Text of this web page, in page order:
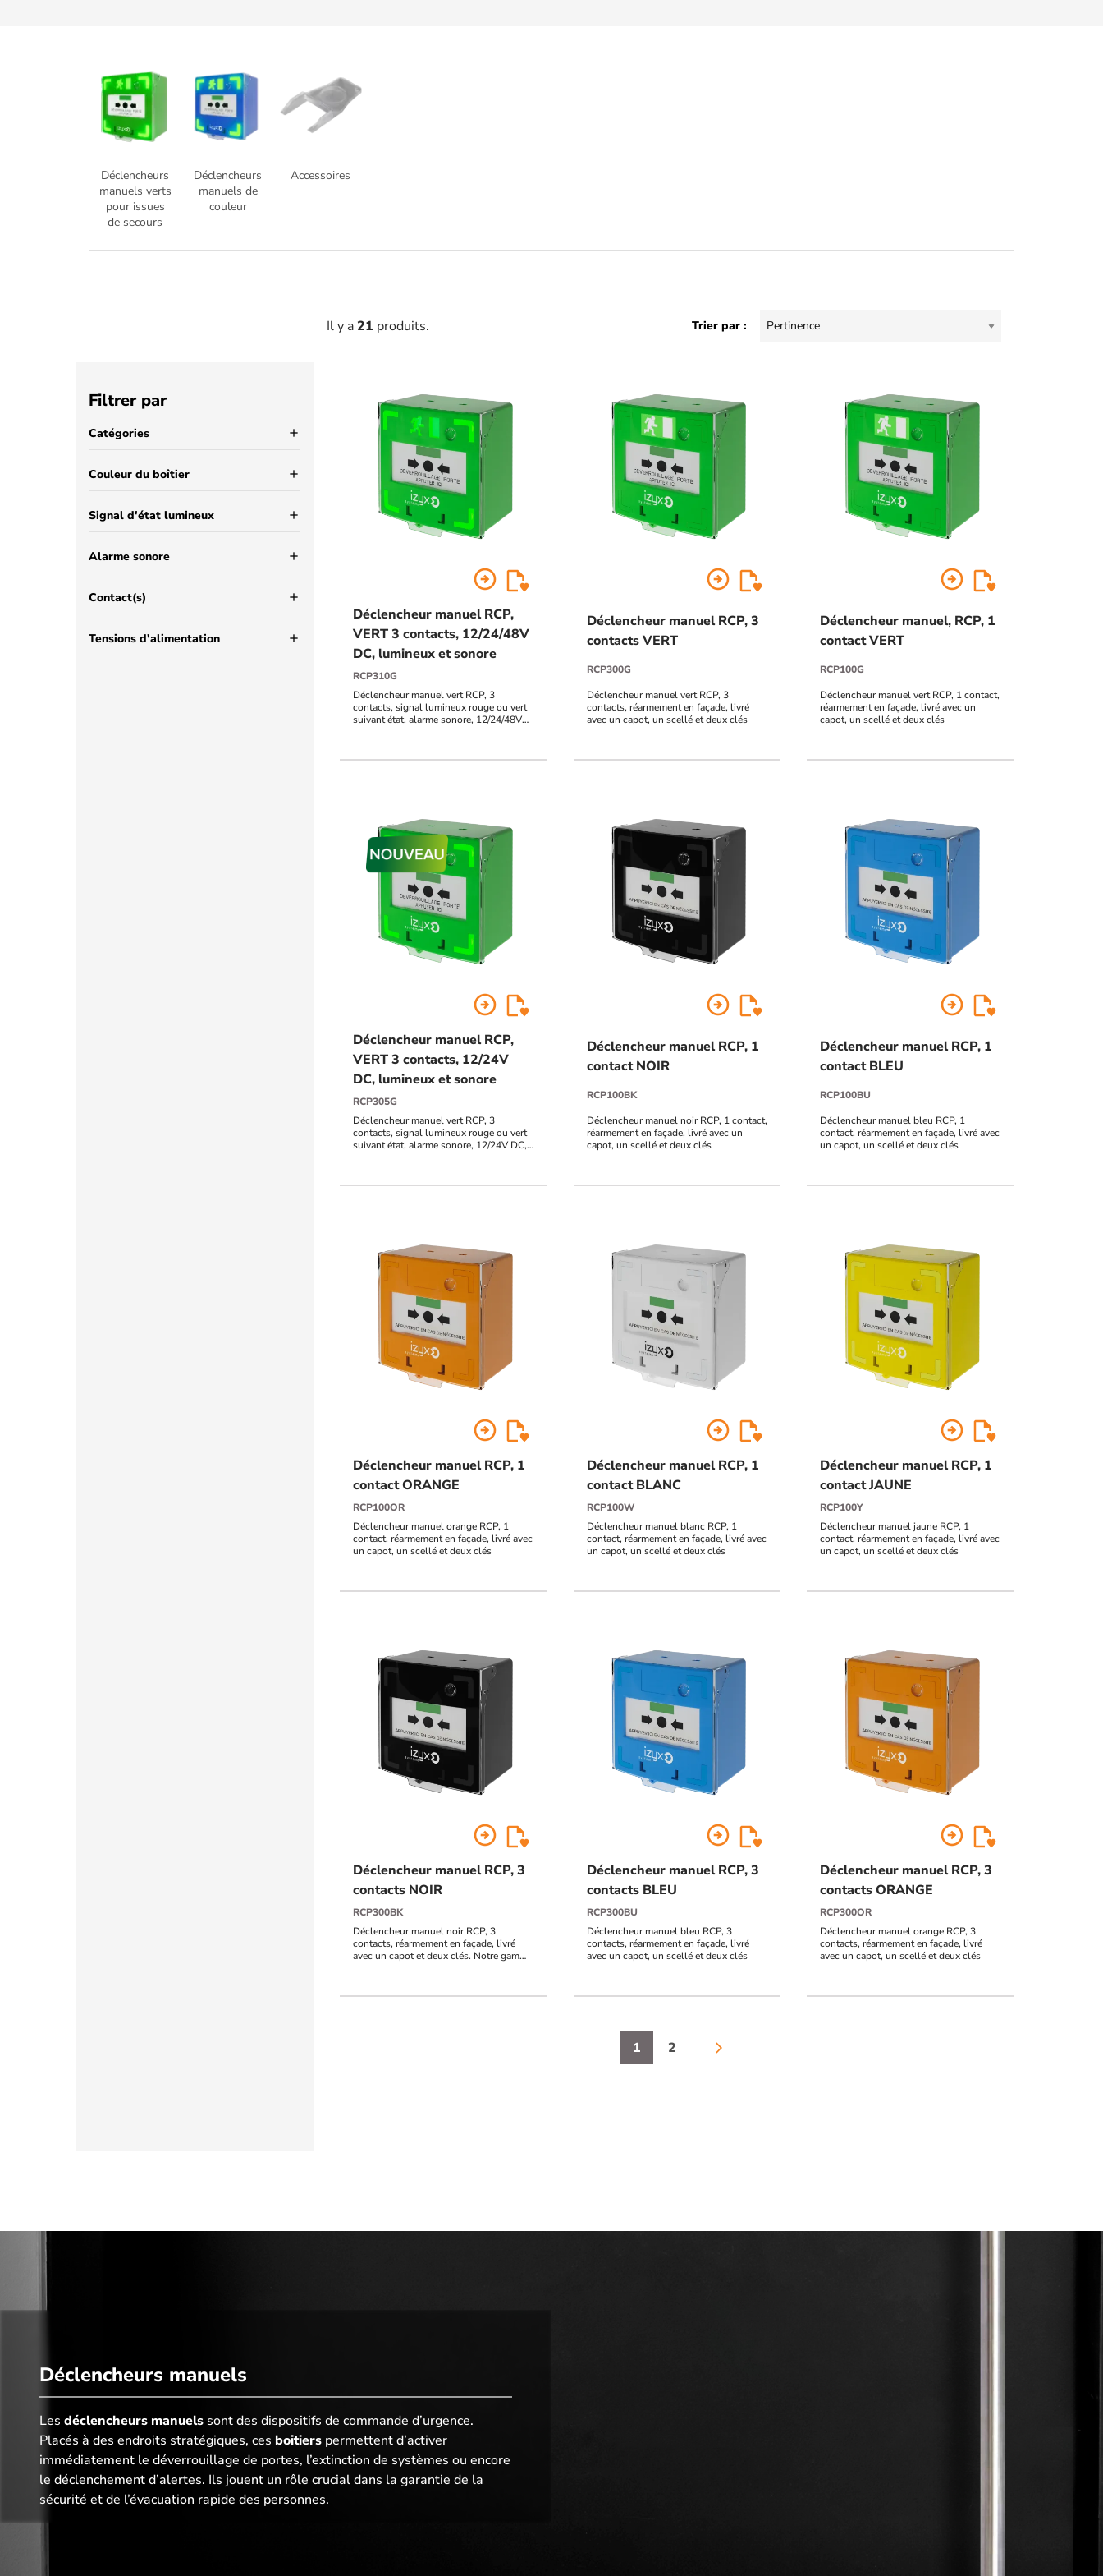
Déclencheurs
manuels verts
pour issues
de secours
Déclencheurs
manuels de
couleur
Accessoires
Il y a 21 produits. Trier par : Pertinence
Filtrer par
Catégories add
Couleur du boîtier add
Signal d'état lumineux add
Alarme sonore add
Contact(s) add
Tensions d'alimentation add
arrow_circle_right
Déclencheur manuel RCP,
VERT 3 contacts, 12/24/48V
DC, lumineux et sonore
RCP310G
Déclencheur manuel vert RCP, 3
contacts, signal lumineux rouge ou vert
suivant état, alarme sonore, 12/24/48V
externe, livré avec un capot, un scellé et
arrow_circle_right
Déclencheur manuel RCP, 3
contacts VERT
RCP300G
Déclencheur manuel vert RCP, 3
contacts, réarmement en façade, livré
avec un capot, un scellé et deux clés
arrow_circle_right
Déclencheur manuel, RCP, 1
contact VERT
RCP100G
Déclencheur manuel vert RCP, 1 contact,
réarmement en façade, livré avec un
capot, un scellé et deux clés
arrow_circle_right
Déclencheur manuel RCP,
VERT 3 contacts, 12/24V
DC, lumineux et sonore
RCP305G
Déclencheur manuel vert RCP, 3
contacts, signal lumineux rouge ou vert
suivant état, alarme sonore, 12/24V DC,
externe, livré avec un capot, un scellé et
arrow_circle_right
Déclencheur manuel RCP, 1
contact NOIR
RCP100BK
Déclencheur manuel noir RCP, 1 contact,
réarmement en façade, livré avec un
capot, un scellé et deux clés
arrow_circle_right
Déclencheur manuel RCP, 1
contact BLEU
RCP100BU
Déclencheur manuel bleu RCP, 1
contact, réarmement en façade, livré avec
un capot, un scellé et deux clés
arrow_circle_right
Déclencheur manuel RCP, 1
contact ORANGE
RCP100OR
Déclencheur manuel orange RCP, 1
contact, réarmement en façade, livré avec
un capot, un scellé et deux clés
arrow_circle_right
Déclencheur manuel RCP, 1
contact BLANC
RCP100W
Déclencheur manuel blanc RCP, 1
contact, réarmement en façade, livré avec
un capot, un scellé et deux clés
arrow_circle_right
Déclencheur manuel RCP, 1
contact JAUNE
RCP100Y
Déclencheur manuel jaune RCP, 1
contact, réarmement en façade, livré avec
un capot, un scellé et deux clés
arrow_circle_right
Déclencheur manuel RCP, 3
contacts NOIR
RCP300BK
Déclencheur manuel noir RCP, 3
contacts, réarmement en façade, livré
avec un capot et deux clés. Notre gamme
utilisation en extérieur.
arrow_circle_right
Déclencheur manuel RCP, 3
contacts BLEU
RCP300BU
Déclencheur manuel bleu RCP, 3
contacts, réarmement en façade, livré
avec un capot, un scellé et deux clés
arrow_circle_right
Déclencheur manuel RCP, 3
contacts ORANGE
RCP300OR
Déclencheur manuel orange RCP, 3
contacts, réarmement en façade, livré
avec un capot, un scellé et deux clés
1 2 arrow_forward_ios
Déclencheurs manuels​
Les déclencheurs manuels sont des dispositifs de commande d’urgence.
Placés à des endroits stratégiques, ces boitiers permettent d’activer
immédiatement le déverrouillage de portes, l’extinction de systèmes ou encore
le déclenchement d’alertes. Ils jouent un rôle crucial dans la garantie de la
sécurité et de l’évacuation rapide des personnes.